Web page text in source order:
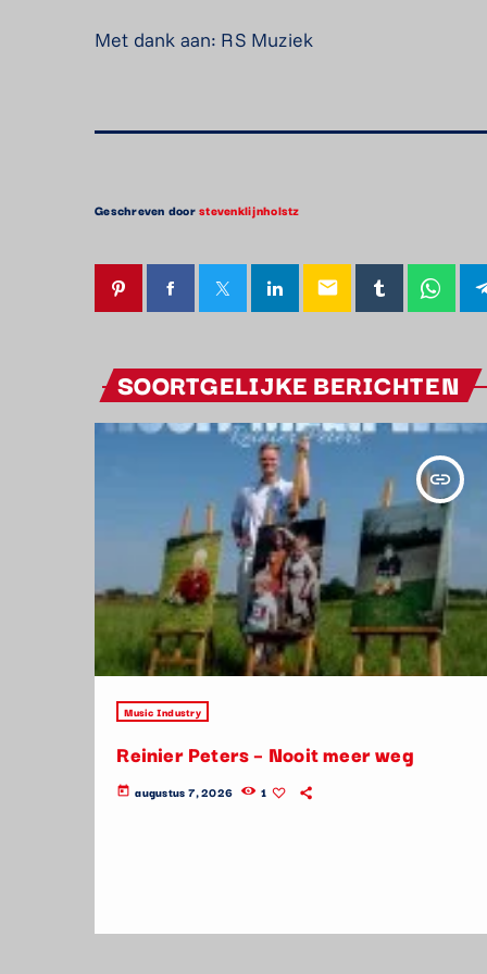
Met dank aan: RS Muziek
Geschreven doorstevenklijnholstz
email
SOORTGELIJKE BERICHTEN
insert_link
Music Industry
Reinier Peters – Nooit meer weg
today augustus 7, 2026 1